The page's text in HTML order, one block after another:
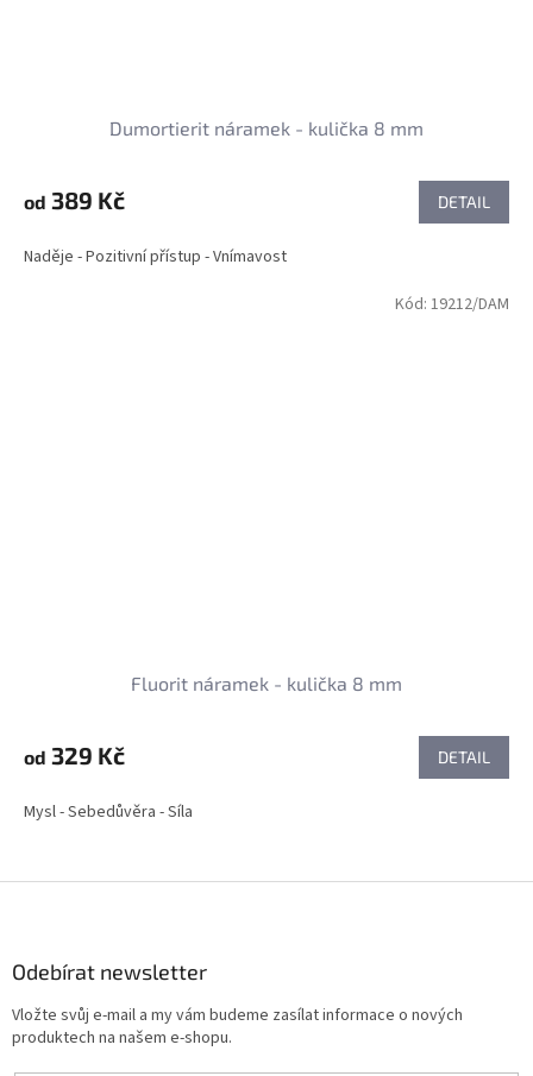
Dumortierit náramek - kulička 8 mm
od 389 Kč DETAIL
Naděje - Pozitivní přístup - Vnímavost
Fluorit náramek - kulička 8 mm
od 329 Kč DETAIL
Mysl - Sebedůvěra - Síla
Kód: 19212/DAM
Odebírat newsletter
Vložte svůj e-mail a my vám budeme zasílat informace o nových
produktech na našem e-shopu.